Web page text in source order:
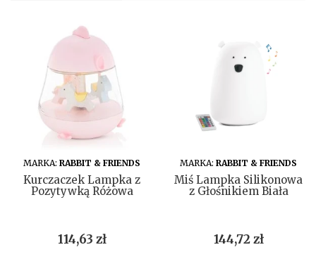
DO KOSZYKA
MARKA: RABBIT & FRIENDS
Kurczaczek Lampka z
Pozytywką Różowa
Cena
114,63 zł
DO KOSZYKA
MARKA: RABBIT & FRIENDS
Miś Lampka Silikonowa
z Głośnikiem Biała
Cena
144,72 zł